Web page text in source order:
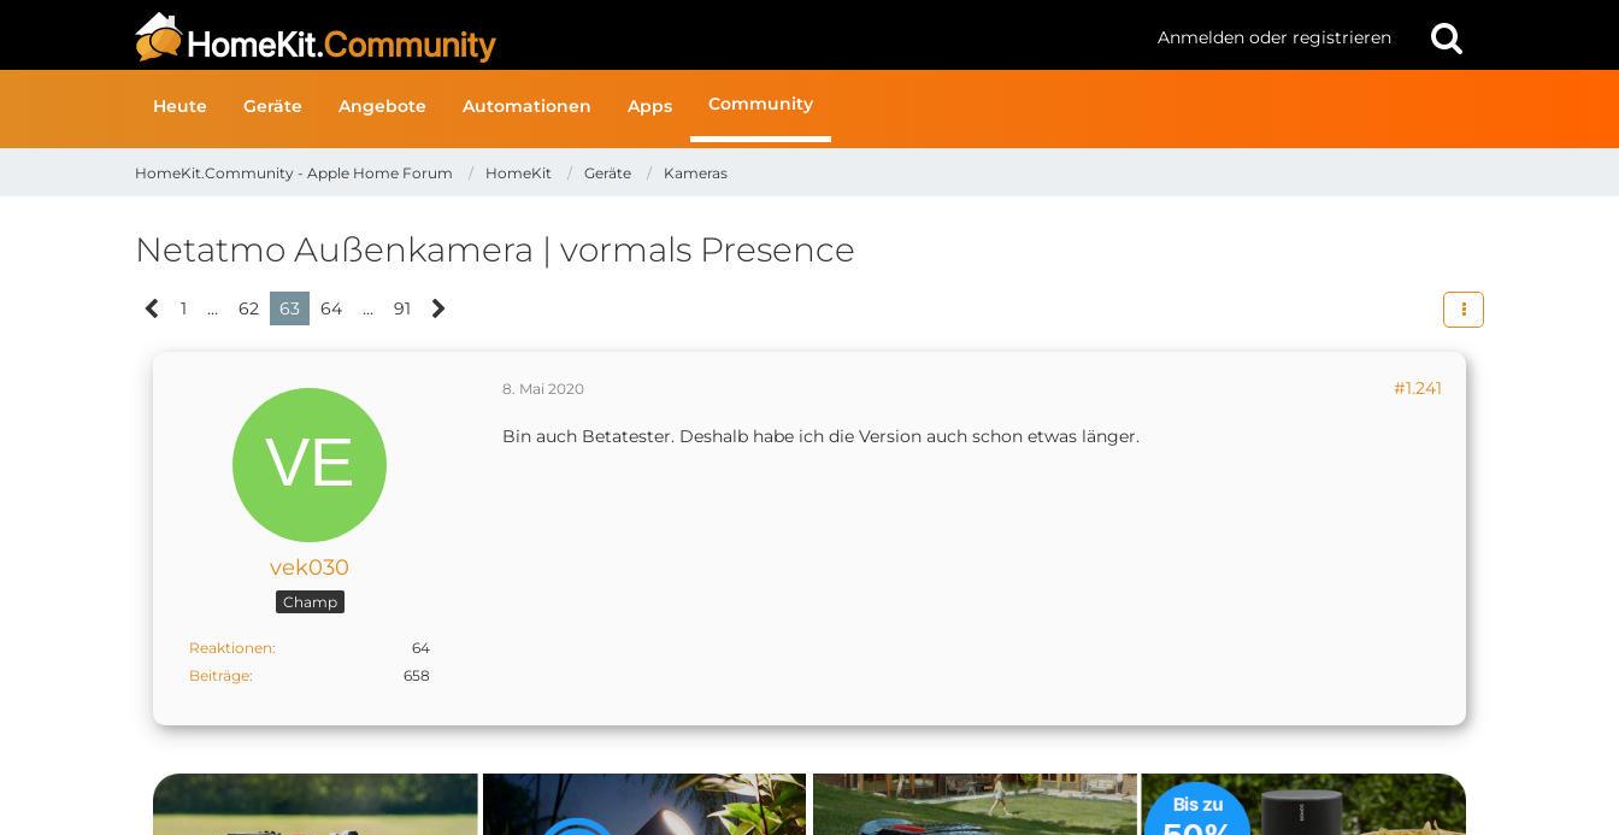
Anmelden oder registrieren
Heute Geräte Angebote Automationen Apps Community
HomeKit.Community - Apple Home Forum HomeKit Geräte Kameras
Netatmo Außenkamera | vormals Presence
1 … 62 63 64 … 91
vek030
Champ
Reaktionen
64
Beiträge
658
8. Mai 2020 #1.241
Bin auch Betatester. Deshalb habe ich die Version auch schon etwas länger.